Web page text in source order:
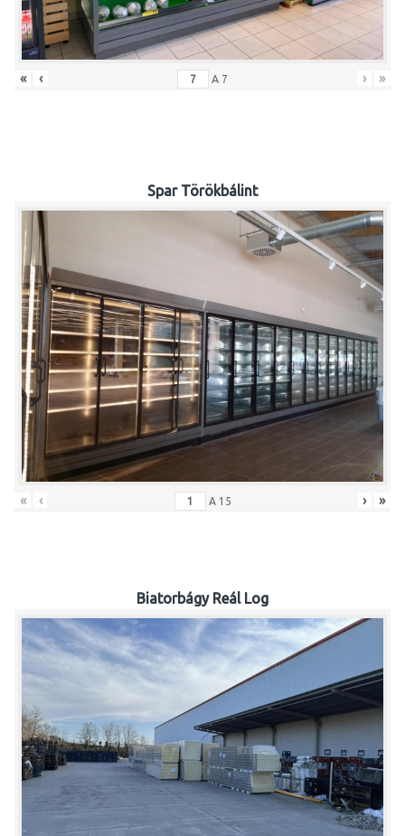
« ‹ A 7 › »
Spar Törökbálint
« ‹ A 15 › »
Biatorbágy Reál Log